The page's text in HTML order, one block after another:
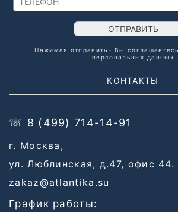
ОТПРАВИТЬ
Нажимая отправить- Вы
персональных данных
КОНТАКТЫ
☏ 8 (499) 714-14-91
г. Москва,
ул. Люблинская, д.47, офис 44.
zakaz@atlantika.su
График работы: